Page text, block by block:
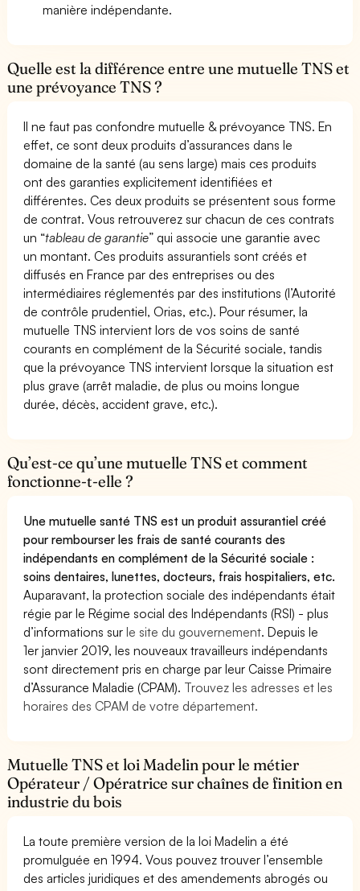
manière indépendante.
Quelle est la différence entre une mutuelle TNS et
une prévoyance TNS ?
Il ne faut pas confondre mutuelle & prévoyance TNS. En
effet, ce sont deux produits d’assurances dans le
domaine de la santé (au sens large) mais ces produits
ont des garanties explicitement identifiées et
différentes. Ces deux produits se présentent sous forme
de contrat. Vous retrouverez sur chacun de ces contrats
un “tableau de garantie” qui associe une garantie avec
un montant. Ces produits assurantiels sont créés et
diffusés en France par des entreprises ou des
intermédiaires réglementés par des institutions (l’Autorité
de contrôle prudentiel, Orias, etc.). Pour résumer, la
mutuelle TNS intervient lors de vos soins de santé
courants en complément de la Sécurité sociale, tandis
que la prévoyance TNS intervient lorsque la situation est
plus grave (arrêt maladie, de plus ou moins longue
durée, décès, accident grave, etc.).
Qu’est-ce qu’une mutuelle TNS et comment
fonctionne-t-elle ?
Une mutuelle santé TNS est un produit assurantiel créé
pour rembourser les frais de santé courants des
indépendants en complément de la Sécurité sociale :
soins dentaires, lunettes, docteurs, frais hospitaliers, etc.
Auparavant, la protection sociale des indépendants était
régie par le Régime social des Indépendants (RSI) - plus
d’informations surle site du gouvernement. Depuis le
1er janvier 2019, les nouveaux travailleurs indépendants
sont directement pris en charge par leur Caisse Primaire
d’Assurance Maladie (CPAM). Trouvez les adresses et les
horaires des CPAM de votre département.
Mutuelle TNS et loi Madelin pour le métier
Opérateur / Opératrice sur chaînes de finition en
industrie du bois
La toute première version de la loi Madelin a été
promulguée en 1994. Vous pouvez trouver l’ensemble
des articles juridiques et des amendements abrogés ou